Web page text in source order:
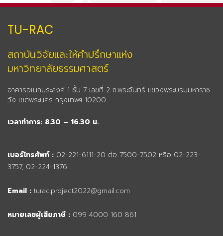
TU-RAC
สถาบันวิจัยและให้คำปรึกษาแห่ง
มหาวิทยาลัยธรรมศาสตร์
อาคารอเนกประสงค์ 1 ชั้น 7 เลขที่ 2 ถ.พระจันทร์ แขวงพระบรมมหาราช
วัง เขตพระนคร กรุงเทพฯ 10200
เวลาทำการ: 8.30 – 16.30 น.
เบอร์โทรศัพท์ : 02-221-6111-20 ต่อ 7500-7502 หรือ 02-223-
3757, 02-224-1376
Email : turac.project2022@gmail.com
หมายเลขผู้เสียภาษี : 099 4000 160 861